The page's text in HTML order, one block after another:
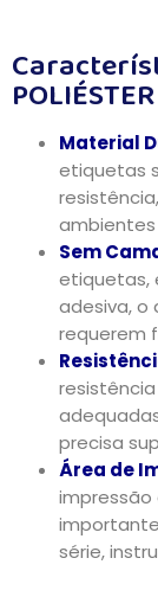
Material
etiquetas
ambientes
Sem
etiquetas,
adesiva, o
requerem
precisa
Área de
série,